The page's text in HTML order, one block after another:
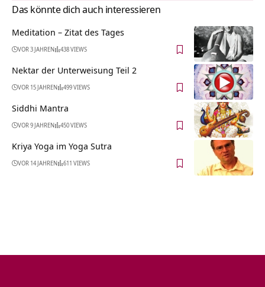
Das könnte dich auch interessieren
Meditation – Zitat des Tages
VOR 3 JAHREN 438 VIEWS
Nektar der Unterweisung Teil 2
VOR 15 JAHREN 499 VIEWS
Siddhi Mantra
VOR 9 JAHREN 450 VIEWS
Kriya Yoga im Yoga Sutra
VOR 14 JAHREN 611 VIEWS